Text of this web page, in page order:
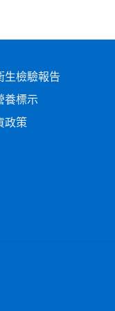
生檢驗報告
養標示
政策